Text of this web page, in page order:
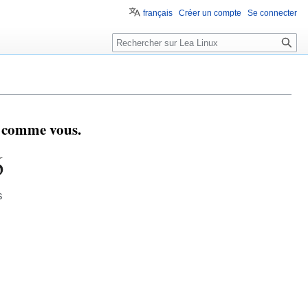
vous.
français Créer un compte Se connecter